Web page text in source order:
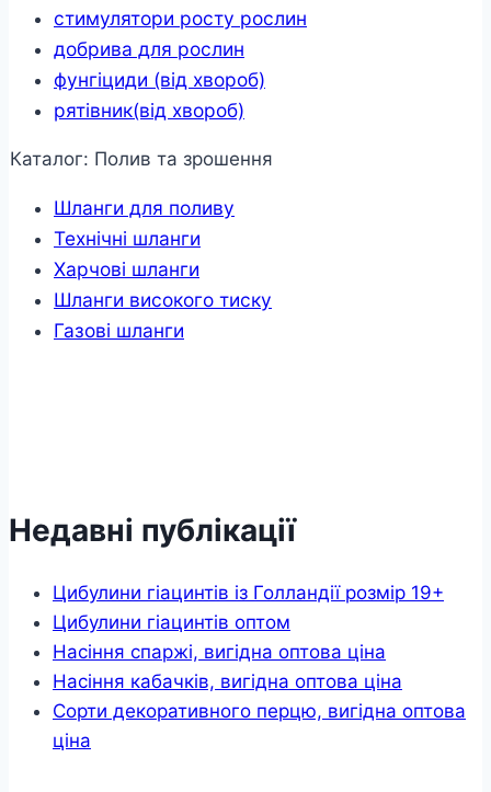
стимулятори росту рослин
добрива для рослин
фунгіциди (від хвороб)
рятівник(від хвороб)
Каталог: Полив та зрошення
Шланги для поливу
Технічні шланги
Харчові шланги
Шланги високого тиску
Газові шланги
Недавні публікації
Цибулини гіацинтів із Голландії розмір 19+
Цибулини гіацинтів оптом
Насіння спаржі, вигідна оптова ціна
Насіння кабачків, вигідна оптова ціна
Сорти декоративного перцю, вигідна оптова
ціна